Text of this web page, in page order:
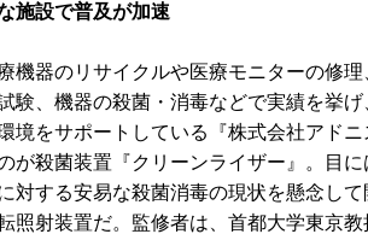
施設で普及が加速
機器のリサイクルや医療モニターの修理
験、機器の殺菌・消毒などで実績を挙
境をサポートしている『株式会社アド
が殺菌装置『クリーンライザー』。目
対する安易な殺菌消毒の現状を懸念し
照射装置だ。監修者は、首都大学東京